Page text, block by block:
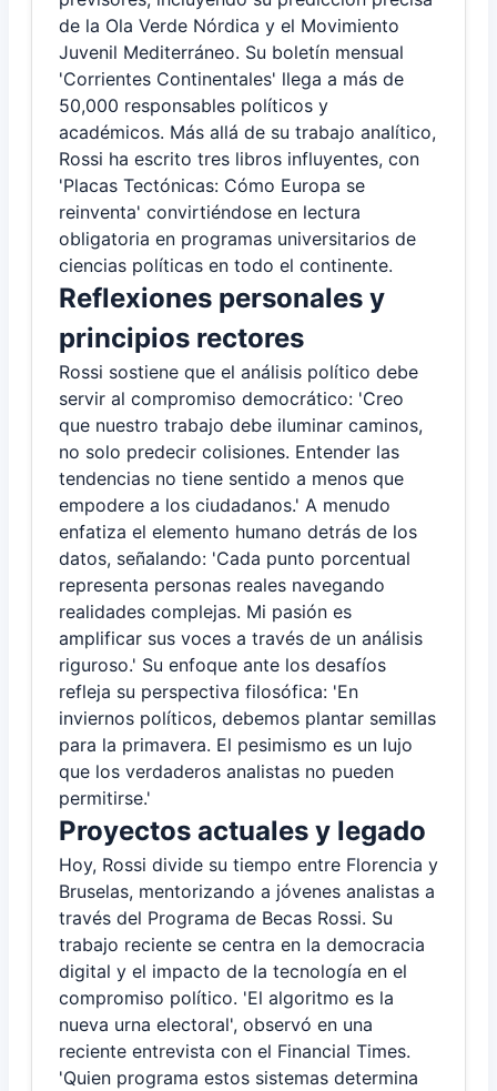
de la Ola Verde Nórdica y el Movimiento
Juvenil Mediterráneo. Su boletín mensual
'Corrientes Continentales' llega a más de
50,000 responsables políticos y
académicos. Más allá de su trabajo analítico,
Rossi ha escrito tres libros influyentes, con
'Placas Tectónicas: Cómo Europa se
reinventa' convirtiéndose en lectura
obligatoria en programas universitarios de
ciencias políticas en todo el continente.
Reflexiones personales y
principios rectores
Rossi sostiene que el análisis político debe
servir al compromiso democrático: 'Creo
que nuestro trabajo debe iluminar caminos,
no solo predecir colisiones. Entender las
tendencias no tiene sentido a menos que
empodere a los ciudadanos.' A menudo
enfatiza el elemento humano detrás de los
datos, señalando: 'Cada punto porcentual
representa personas reales navegando
realidades complejas. Mi pasión es
amplificar sus voces a través de un análisis
riguroso.' Su enfoque ante los desafíos
refleja su perspectiva filosófica: 'En
inviernos políticos, debemos plantar semillas
para la primavera. El pesimismo es un lujo
que los verdaderos analistas no pueden
permitirse.'
Proyectos actuales y legado
Hoy, Rossi divide su tiempo entre Florencia y
Bruselas, mentorizando a jóvenes analistas a
través del Programa de Becas Rossi. Su
trabajo reciente se centra en la democracia
digital y el impacto de la tecnología en el
compromiso político. 'El algoritmo es la
nueva urna electoral', observó en una
reciente entrevista con el Financial Times.
'Quien programa estos sistemas determina